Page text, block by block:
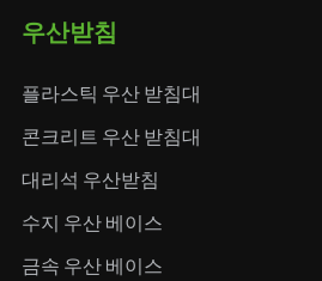
우산받침
플라스틱 우산 받침대
콘크리트 우산 받침대
대리석 우산받침
수지 우산 베이스
금속 우산 베이스